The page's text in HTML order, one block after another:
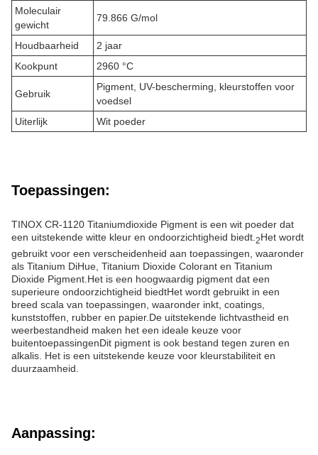
Moleculair
gewicht
79.866 G/mol
Houdbaarheid
2 jaar
Kookpunt
2960 °C
Gebruik
Pigment, UV-bescherming, kleurstoffen voor
voedsel
Uiterlijk
Wit poeder
Toepassingen:
TINOX CR-1120 Titaniumdioxide Pigment is een wit poeder dat
een uitstekende witte kleur en ondoorzichtigheid biedt. 2Het wordt
gebruikt voor een verscheidenheid aan toepassingen, waaronder
als Titanium DiHue, Titanium Dioxide Colorant en Titanium
Dioxide Pigment.Het is een hoogwaardig pigment dat een
superieure ondoorzichtigheid biedtHet wordt gebruikt in een
breed scala van toepassingen, waaronder inkt, coatings,
kunststoffen, rubber en papier.De uitstekende lichtvastheid en
weerbestandheid maken het een ideale keuze voor
buitentoepassingenDit pigment is ook bestand tegen zuren en
alkalis. Het is een uitstekende keuze voor kleurstabiliteit en
duurzaamheid.
Aanpassing: